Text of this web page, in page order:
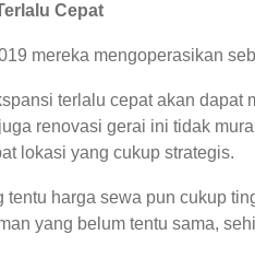
Cepat
mereka mengoperasikan
terlalu cepat akan dapat
renovasi gerai ini tidak
lokasi yang cukup strategis.
tentu harga sewa pun cukup
yang belum tentu sama,